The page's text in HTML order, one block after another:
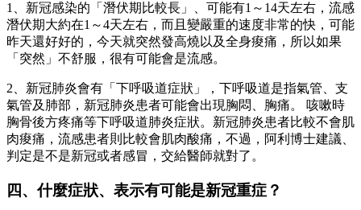
1、新冠感染的「潛伏期比較長」、可能有1～14天左右，流感
潛伏期大約在1～4天左右，而且變嚴重的速度非常的快，可能
昨天還好好的，今天就突然發高燒以及全身痠痛，所以如果
「突然」不舒服，很有可能會是流感。
2、新冠肺炎會有「下呼吸道症狀」，下呼吸道是指氣管、支
氣管及肺部，新冠肺炎患者可能會出現胸悶、胸痛。 咳嗽時
胸骨後方疼痛等下呼吸道肺炎症狀。新冠肺炎患者比較不會肌
肉痠痛，流感患者則比較會肌肉酸痛，不過，阿利博士建議、
判定是不是新冠或者感冒，交給醫師就對了。
四、什麼症狀、表示有可能是新冠重症？